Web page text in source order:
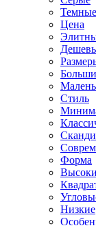
Темные
Цена
Стиль
Форма
Низкие